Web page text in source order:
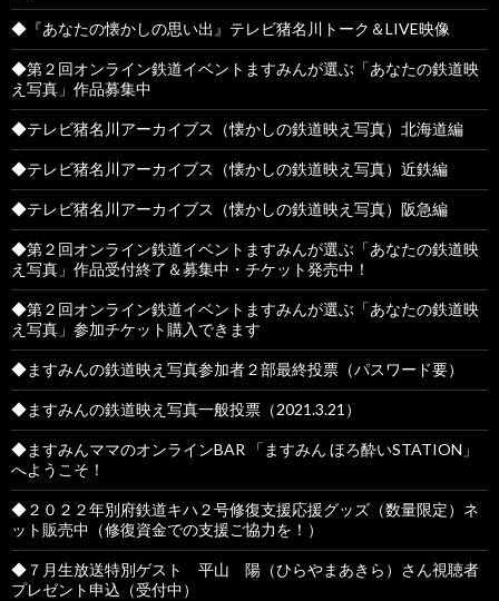
◆『あなたの懐かしの思い出』テレビ猪名川トーク＆LIVE映像
◆第２回オンライン鉄道イベントますみんが選ぶ「あなたの鉄道映
え写真」作品募集中
◆テレビ猪名川アーカイブス（懐かしの鉄道映え写真）北海道編
◆テレビ猪名川アーカイブス（懐かしの鉄道映え写真）近鉄編
◆テレビ猪名川アーカイブス（懐かしの鉄道映え写真）阪急編
◆第２回オンライン鉄道イベントますみんが選ぶ「あなたの鉄道映
え写真」作品受付終了＆募集中・チケット発売中！
◆第２回オンライン鉄道イベントますみんが選ぶ「あなたの鉄道映
え写真」参加チケット購入できます
◆ますみんの鉄道映え写真参加者２部最終投票（パスワード要）
◆ますみんの鉄道映え写真一般投票（2021.3.21）
◆ますみんママのオンラインBAR 「ますみん ほろ酔いSTATION」
へようこそ！
◆２０２２年別府鉄道キハ２号修復支援応援グッズ（数量限定）ネ
ット販売中（修復資金での支援ご協力を！）
◆７月生放送特別ゲスト 平山 陽（ひらやまあきら）さん視聴者
プレゼント申込（受付中）